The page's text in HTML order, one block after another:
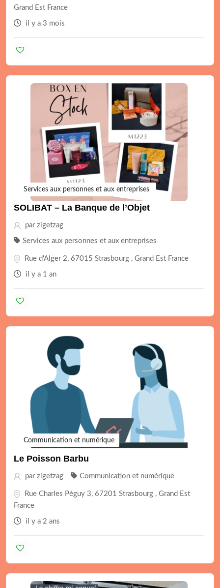
Grand Est France
il y a 3 mois
Services aux personnes et aux entreprises
SOLIBAT – La Banque de l’Objet
par zigetzag
Services aux personnes et aux entreprises
Rue d'Alger 2, 67015 Strasbourg , Grand Est France
il y a 1 an
Communication et numérique
Le Poisson Barbu
par zigetzag Communication et numérique
Rue Charles Péguy 3, 67201 Strasbourg , Grand Est
France
il y a 2 ans